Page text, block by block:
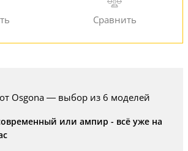
Osgona — выбор из 6 моделей
или ампир - всё уже на